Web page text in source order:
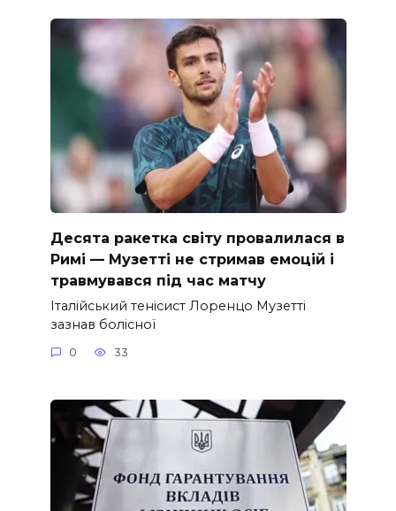
Десята ракетка світу провалилася в
Римі — Музетті не стримав емоцій і
травмувався під час матчу
Італійський тенісист Лоренцо Музетті
зазнав болісної
0 33